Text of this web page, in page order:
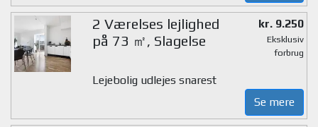
2 Værelses lejlighed
på 73 ㎡, Slagelse
kr. 9.250
Eksklusiv
forbrug
Lejebolig udlejes snarest
Se mere